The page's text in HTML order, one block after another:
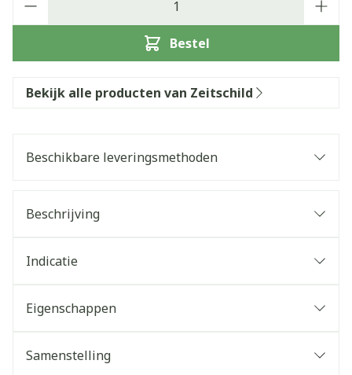
Bestel
Bekijk alle producten van Zeitschild
Beschikbare leveringsmethoden
Beschrijving
Indicatie
Eigenschappen
Samenstelling